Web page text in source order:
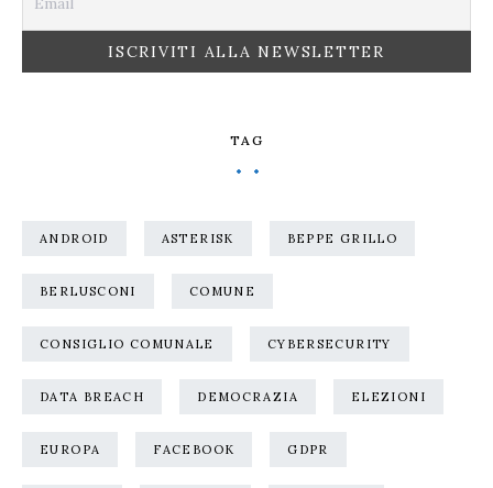
TAG
ANDROID ASTERISK BEPPE GRILLO
BERLUSCONI COMUNE
CONSIGLIO COMUNALE CYBERSECURITY
DATA BREACH DEMOCRAZIA ELEZIONI
EUROPA FACEBOOK GDPR